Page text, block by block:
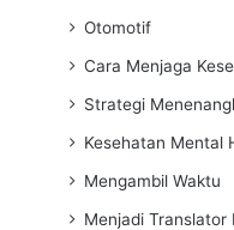
Otomotif
Cara Menjaga
Strategi
Kesehatan Mental
Mengambil Waktu
Menjadi Translator